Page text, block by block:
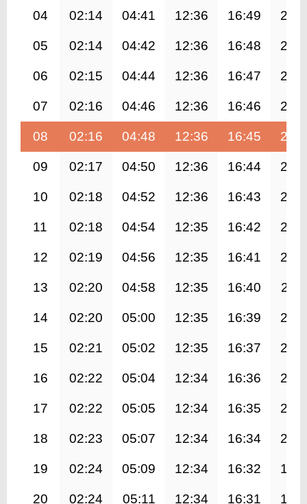
04 02:14 04:41 12:36 16:49
05 02:14 04:42 12:36 16:48
06 02:15 04:44 12:36 16:47
07 02:16 04:46 12:36 16:46
08 02:16 04:48 12:36 16:45
09 02:17 04:50 12:36 16:44
10 02:18 04:52 12:36 16:43
11 02:18 04:54 12:35 16:42
12 02:19 04:56 12:35 16:41
13 02:20 04:58 12:35 16:40
14 02:20 05:00 12:35 16:39
15 02:21 05:02 12:35 16:37
16 02:22 05:04 12:34 16:36
17 02:22 05:05 12:34 16:35
18 02:23 05:07 12:34 16:34
19 02:24 05:09 12:34 16:32
20 02:24 05:11 12:34 16:31